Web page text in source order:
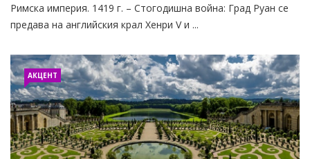
Римска империя. 1419 г. – Стогодишна война: Град Руан се
предава на английския крал Хенри V и ...
АКЦЕНТ